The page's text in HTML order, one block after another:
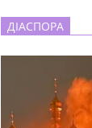
ДІАСПОРА